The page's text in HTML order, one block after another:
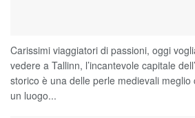
Carissimi viaggiatori di passioni, oggi
vedere a Tallinn, l’incantevole capitale
storico è una delle perle medievali meglio
un luogo...